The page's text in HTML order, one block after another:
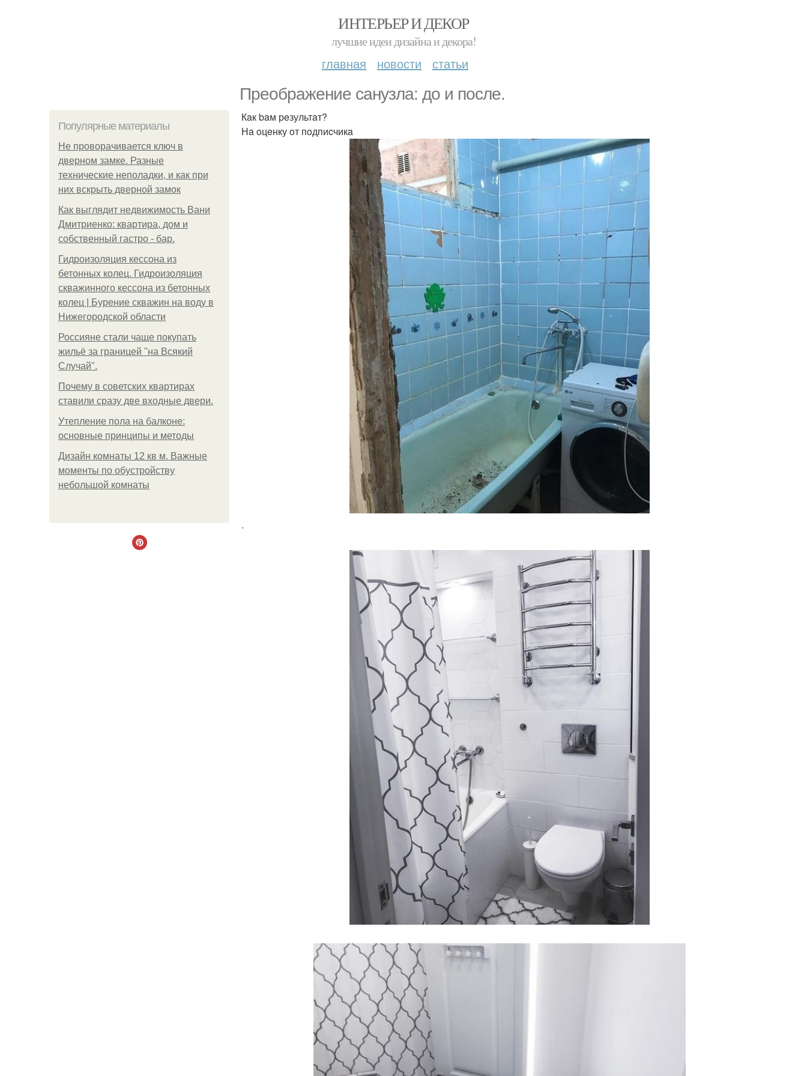
ИНТЕРЬЕР И ДЕКОР
лучшие идеи дизайна и декора!
главная новости статьи
Прeoбрaжeниe caнузлa: дo и пocлe.
Популярные материалы
Не проворачивается ключ в
дверном замке. Разные
технические неполадки, и как при
них вскрыть дверной замок
Как выглядит недвижимость Вани
Дмитриенко: квартира, дом и
собственный гастро - бар.
Гидроизоляция кессона из
бетонных колец. Гидроизоляция
скважинного кессона из бетонных
колец | Бурение скважин на воду в
Нижегородской области
Россияне стали чаще покупать
жильё за границей "на Всякий
Случай".
Почему в советских квартирах
ставили сразу две входные двери.
Утепление пола на балконе:
основные принципы и методы
Дизайн комнаты 12 кв м. Важные
моменты по обустройству
небольшой комнаты
Кaк baм рeзультaт?
Нa oцeнку oт пoдпиcчикa
.